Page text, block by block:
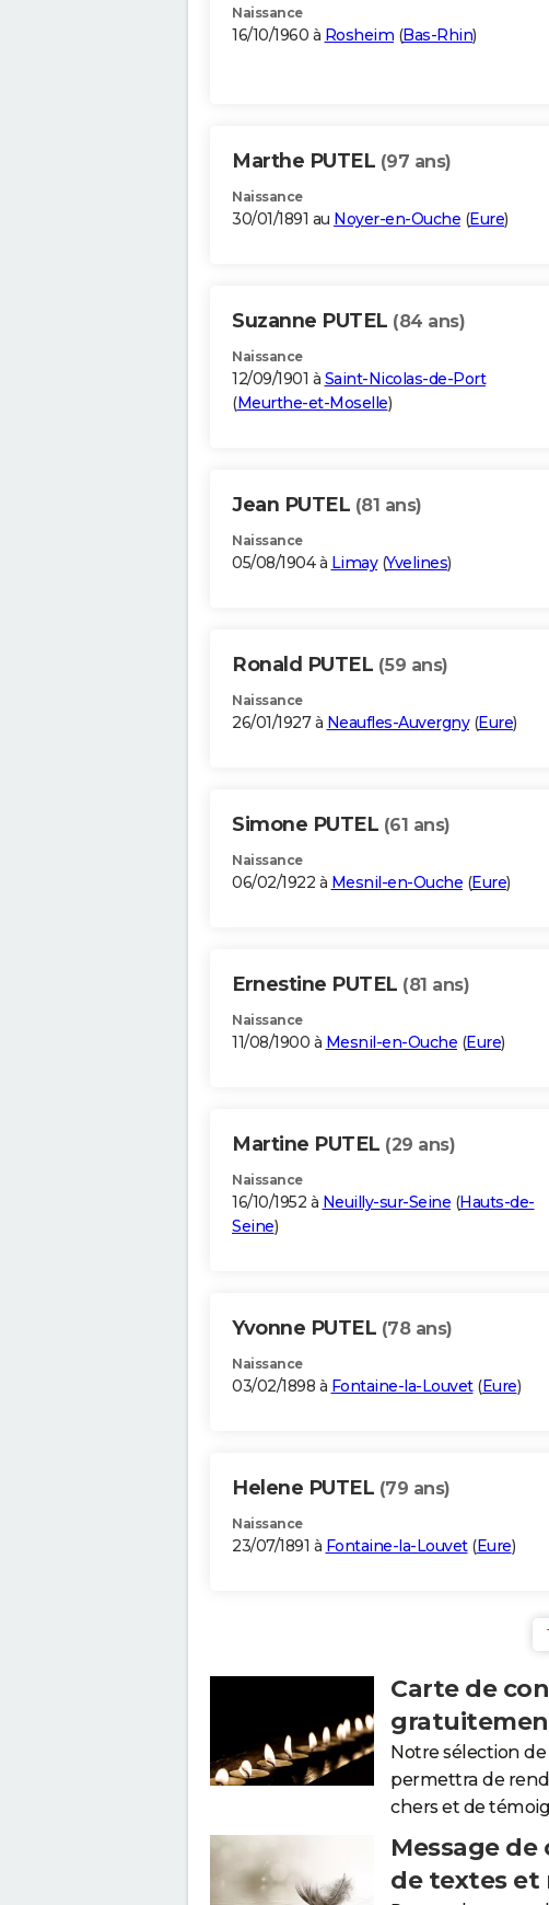
Naissance
16/10/1960 à Rosheim (Bas-Rhin)
Marthe PUTEL (97 ans)
Naissance
30/01/1891 au Noyer-en-Ouche (Eure)
Suzanne PUTEL (84 ans)
Naissance
12/09/1901 à Saint-Nicolas-de-Port
(Meurthe-et-Moselle)
Jean PUTEL (81 ans)
Naissance
05/08/1904 à Limay(Yvelines)
Ronald PUTEL (59 ans)
Naissance
26/01/1927 à Neaufles-Auvergny(Eure)
Simone PUTEL (61 ans)
Naissance
06/02/1922 à Mesnil-en-Ouche (Eure)
Ernestine PUTEL (81 ans)
Naissance
11/08/1900 à Mesnil-en-Ouche (Eure)
Martine PUTEL (29 ans)
Naissance
16/10/1952 à Neuilly-sur-Seine (Hauts-de-
Seine)
Yvonne PUTEL (78 ans)
Naissance
03/02/1898 à Fontaine-la-Louvet(Eure)
Helene PUTEL (79 ans)
Naissance
23/07/1891 à Fontaine-la-Louvet(Eure)
1
Carte de
Notre sélection
permettra de
chers et de
Message de
de textes et